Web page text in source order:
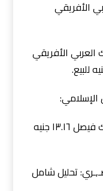
الأفريقي
الأفريقي
وسجل سعر الريال السعـ,ـودي في بنك فيصل ١٣.١٦ جنيه
تحليل شامل